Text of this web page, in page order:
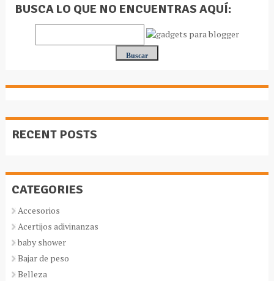
BUSCA LO QUE NO ENCUENTRAS AQUÍ:
RECENT POSTS
CATEGORIES
Accesorios
Acertijos adivinanzas
baby shower
Bajar de peso
Belleza